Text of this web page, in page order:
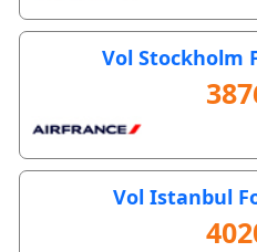
Vol Stockholm
Vol Istanbul